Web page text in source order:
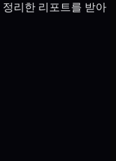
정리한 리포트를 받아